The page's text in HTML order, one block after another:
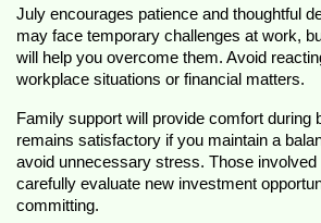
July encourages patience and thoughtful
may face temporary challenges at work,
will help you overcome them. Avoid
workplace situations or financial matters.
Family support will provide comfort during
remains satisfactory if you maintain a
avoid unnecessary stress. Those involved
carefully evaluate new investment
committing.